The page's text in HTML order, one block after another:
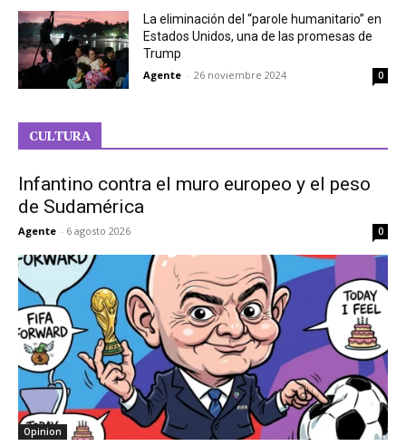
La eliminación del “parole humanitario” en
Estados Unidos, una de las promesas de
Trump
Agente - 26 noviembre 2024 0
CULTURA
Infantino contra el muro europeo y el peso
de Sudamérica
Agente - 6 agosto 2026 0
Opinion